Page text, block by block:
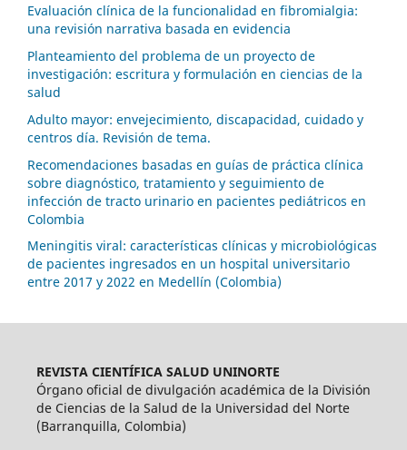
Evaluación clínica de la funcionalidad en fibromialgia:
una revisión narrativa basada en evidencia
Planteamiento del problema de un proyecto de
investigación: escritura y formulación en ciencias de la
salud
Adulto mayor: envejecimiento, discapacidad, cuidado y
centros día. Revisión de tema.
Recomendaciones basadas en guías de práctica clínica
sobre diagnóstico, tratamiento y seguimiento de
infección de tracto urinario en pacientes pediátricos en
Colombia
Meningitis viral: características clínicas y microbiológicas
de pacientes ingresados en un hospital universitario
entre 2017 y 2022 en Medellín (Colombia)
REVISTA CIENTÍFICA SALUD UNINORTE
Órgano oficial de divulgación académica de la División
de Ciencias de la Salud de la Universidad del Norte
(Barranquilla, Colombia)